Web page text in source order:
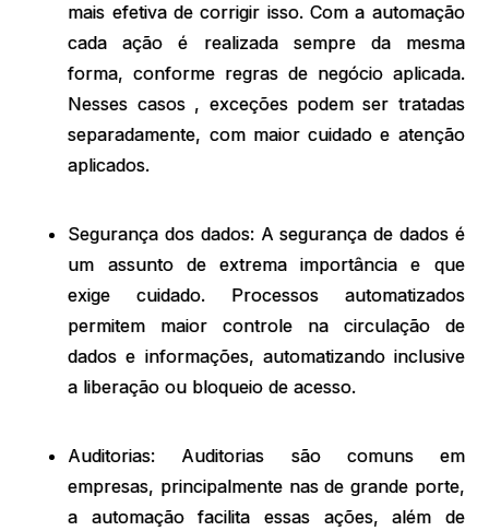
mais efetiva de corrigir isso. Com a automação
cada ação é realizada sempre da mesma
forma, conforme regras de negócio aplicada.
Nesses casos , exceções podem ser tratadas
separadamente, com maior cuidado e atenção
aplicados.
Segurança dos dados: A segurança de dados é
um assunto de extrema importância e que
exige cuidado. Processos automatizados
permitem maior controle na circulação de
dados e informações, automatizando inclusive
a liberação ou bloqueio de acesso.
Auditorias: Auditorias são comuns em
empresas, principalmente nas de grande porte,
a automação facilita essas ações, além de